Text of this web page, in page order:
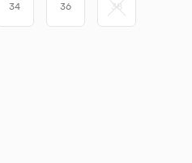
34 36 38